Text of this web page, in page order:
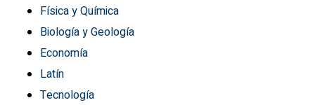
Física y Química
Biología y Geología
Economía
Latín
Tecnología